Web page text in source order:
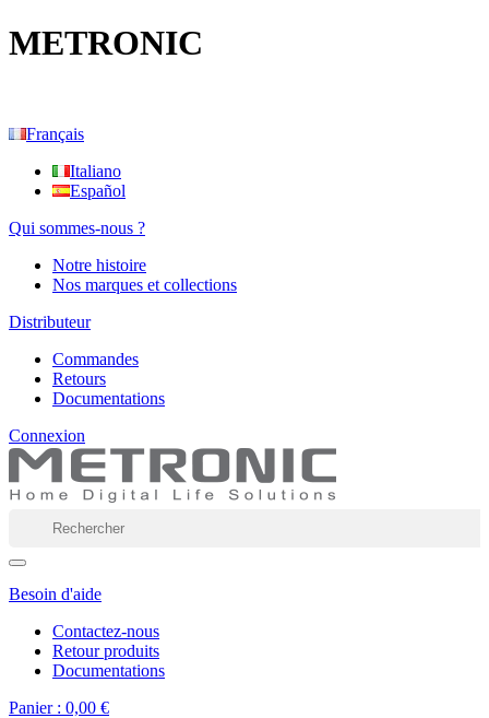
METRONIC
Français
Italiano
Español
Qui sommes-nous ?
Notre histoire
Nos marques et collections
Distributeur
Commandes
Retours
Documentations
Connexion
Besoin d'aide
Contactez-nous
Retour produits
Documentations
Panier : 0,00 €